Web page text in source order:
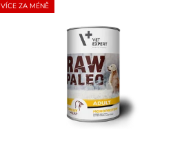
VÍCE ZA MÉNĚ